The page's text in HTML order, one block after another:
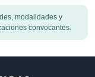
modalidades y
convocantes.